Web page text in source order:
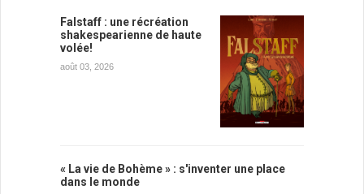
Falstaff : une récréation
shakespearienne de haute
volée!
août 03, 2026
« La vie de Bohème » : s'inventer une place
dans le monde